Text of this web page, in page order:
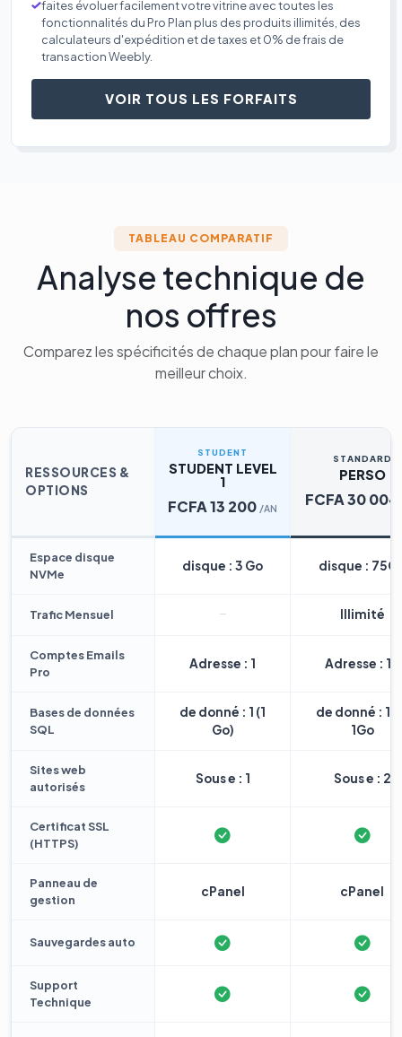
faites évoluer facilement votre vitrine avec toutes les
fonctionnalités du Pro Plan plus des produits illimités, des
calculateurs d'expédition et de taxes et 0% de frais de
transaction Weebly.
VOIR TOUS LES FORFAITS
TABLEAU COMPARATIF
Analyse technique de
nos offres
Comparez les spécificités de chaque plan pour faire le
meilleur choix.
RESSOURCES &
OPTIONS
STUDENT
STUDENT LEVEL
1
FCFA 13 200 /AN
STANDARD
PERSO
FCFA 30 004
Espace disque
NVMe
disque : 3 Go disque :
Trafic Mensuel Illimité
Comptes Emails
Pro
Adresse : 1 Adresse : 10
Bases de données
SQL
de donné : 1 (1
Go)
de donné : 1
1Go
Sites web
autorisés
Sous e : 1 Sous e : 2
Certificat SSL
(HTTPS)
Panneau de
gestion
cPanel cPanel
Sauvegardes auto
Support
Technique